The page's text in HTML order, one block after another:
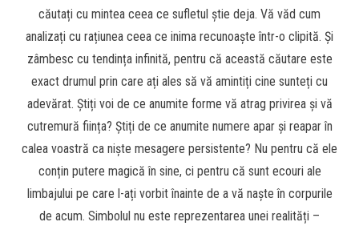
căutați cu mintea ceea ce sufletul știe deja. Vă văd cum
analizați cu rațiunea ceea ce inima recunoaște într-o clipită. Și
zâmbesc cu tendința infinită, pentru că această căutare este
exact drumul prin care ați ales să vă amintiți cine sunteți cu
adevărat. Știți voi de ce anumite forme vă atrag privirea și vă
cutremură ființa? Știți de ce anumite numere apar și reapar în
calea voastră ca niște mesagere persistente? Nu pentru că ele
conțin putere magică în sine, ci pentru că sunt ecouri ale
limbajului pe care l-ați vorbit înainte de a vă naște în corpurile
de acum. Simbolul nu este reprezentarea unei realități –